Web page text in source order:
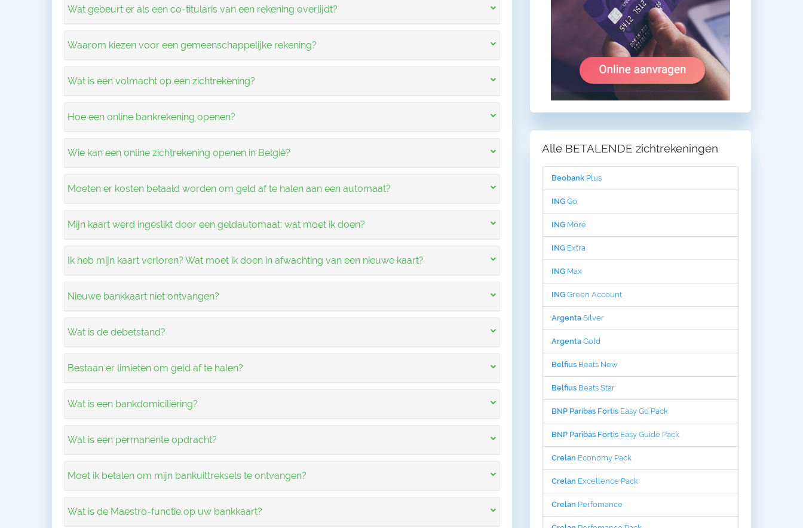
Wat gebeurt er als een co-titularis van een rekening overlijdt?
Waarom kiezen voor een gemeenschappelijke rekening?
Wat is een volmacht op een zichtrekening?
Hoe een online bankrekening openen?
Wie kan een online zichtrekening openen in België?
Moeten er kosten betaald worden om geld af te halen aan een automaat?
Mijn kaart werd ingeslikt door een geldautomaat: wat moet ik doen?
Ik heb mijn kaart verloren? Wat moet ik doen in afwachting van een nieuwe kaart?
Nieuwe bankkaart niet ontvangen?
Wat is de debetstand?
Bestaan er limieten om geld af te halen?
Wat is een bankdomiciliëring?
Wat is een permanente opdracht?
Moet ik betalen om mijn bankuittreksels te ontvangen?
Wat is de Maestro-functie op uw bankkaart?
Alle BETALENDE zichtrekeningen
Beobank Plus
ING Go
ING More
ING Extra
ING Max
ING Green Account
Argenta Silver
Argenta Gold
Belfius Beats New
Belfius Beats Star
BNP Paribas Fortis Easy Go Pack
BNP Paribas Fortis Easy Guide Pack
Crelan Economy Pack
Crelan Excellence Pack
Crelan Perfomance